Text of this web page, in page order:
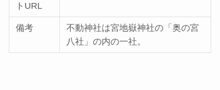
トURL
備考
不動神社は宮地嶽神社の「奥の宮
八社」の内の一社。